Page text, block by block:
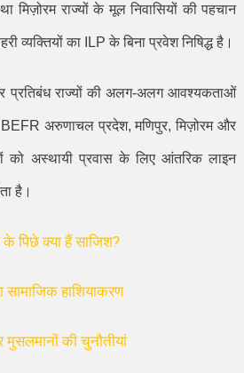
मिज़ोरम राज्यों के मूल निवासियों की पहचान
व्यक्तियों का ILPके बिना प्रवेश निषिद्ध है।
प्रतिबंध राज्यों की अलग-अलग आवश्यकताओं
BEFR अरुणाचल प्रदेश,मणिपुर,मिज़ोरम और
को अस्थायी प्रवास के लिए आंतरिक लाइन
है।
पिछे क्या हैं साजिश?
सामाजिक हाशियाकरण
की चुनौतीयां